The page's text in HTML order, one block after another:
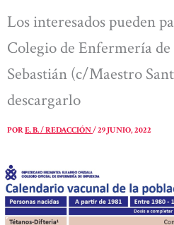
Los interesados pueden
Colegio de Enfermería
Sebastián (c/Maestro
descargarlo
PORE. B. / REDACCIÓN/29 JUNIO, 2022